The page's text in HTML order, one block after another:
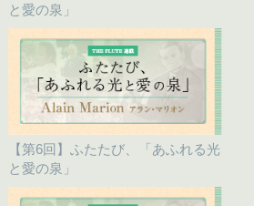
と愛の泉」
【第6回】ふたたび、「あふれる光
と愛の泉」